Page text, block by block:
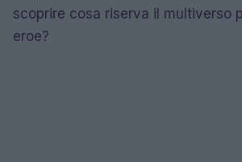
scoprire cosa riserva il multiverso
eroe?